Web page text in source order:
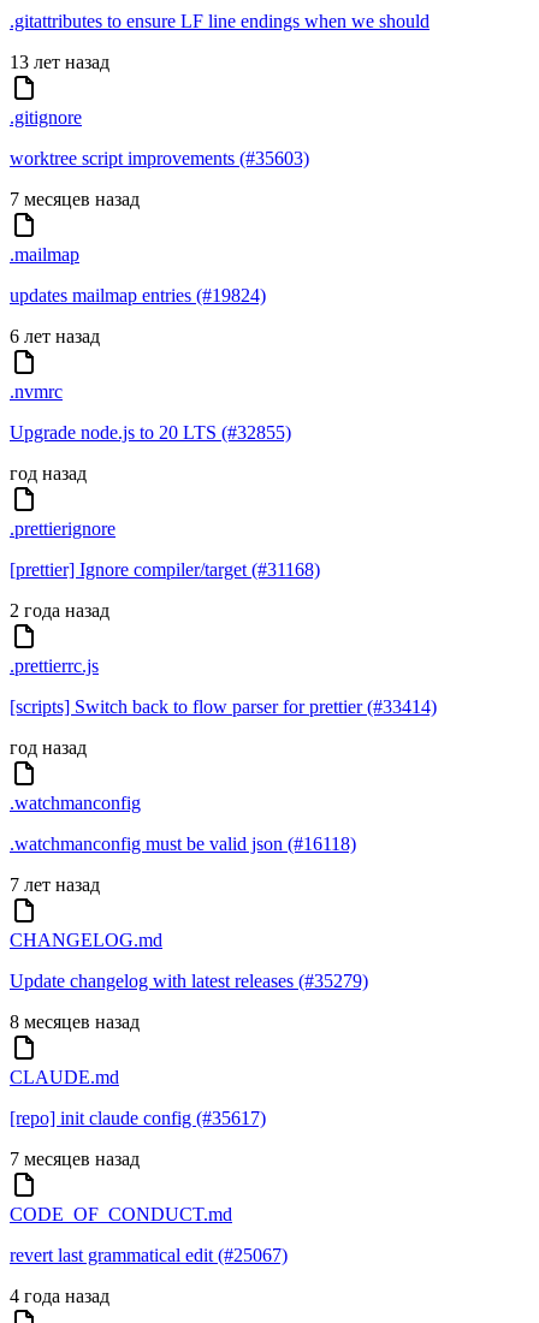
.gitattributes to ensure LF line endings when we should
13 лет назад
.gitignore
worktree script improvements (#35603)
7 месяцев назад
.mailmap
updates mailmap entries (#19824)
6 лет назад
.nvmrc
Upgrade node.js to 20 LTS (#32855)
год назад
.prettierignore
[prettier] Ignore compiler/target (#31168)
2 года назад
.prettierrc.js
[scripts] Switch back to flow parser for prettier (#33414)
год назад
.watchmanconfig
.watchmanconfig must be valid json (#16118)
7 лет назад
CHANGELOG.md
Update changelog with latest releases (#35279)
8 месяцев назад
CLAUDE.md
[repo] init claude config (#35617)
7 месяцев назад
CODE_OF_CONDUCT.md
revert last grammatical edit (#25067)
4 года назад